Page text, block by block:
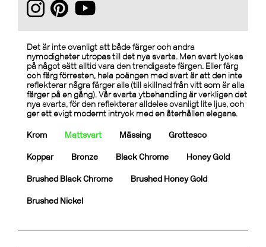
Det är inte ovanligt att både färger och andra
nymodigheter utropas till det nya svarta. Men svart lyckas
på något sätt alltid vara den trendigaste färgen. Eller färg
och färg förresten, hela poängen med svart är att den inte
reflekterar några färger alls (till skillnad från vitt som är alla
färger på en gång). Vår svarta ytbehandling är verkligen det
nya svarta, för den reflekterar alldeles ovanligt lite ljus, och
ger ett evigt modernt intryck med en återhållen elegans.
Krom Mattsvart Mässing Grottesco
Koppar Bronze Black Chrome Honey Gold
Brushed Black Chrome Brushed Honey Gold
Brushed Nickel